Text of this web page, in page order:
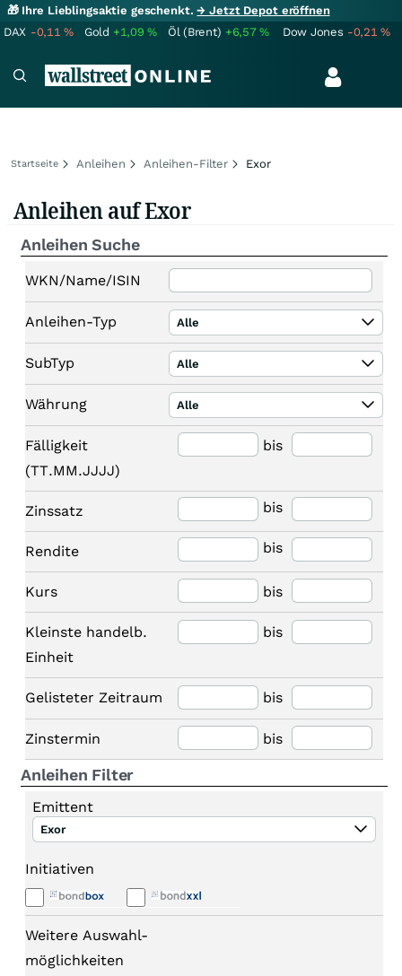
🎁 Ihre Lieblingsaktie geschenkt.→ Jetzt Depot eröffnen
DAX -0,11% Gold +1,09% Öl (Brent) +6,57% Dow Jones -0,21%
Startseite Anleihen Anleihen-Filter Exor
Anleihen auf Exor
Anleihen Suche
WKN/Name/ISIN
Anleihen-Typ Alle
SubTyp Alle
Währung Alle
Fälligkeit
(TT.MM.JJJJ)
bis
Zinssatz bis
Rendite bis
Kurs bis
Kleinste handelb.
Einheit
bis
Gelisteter Zeitraum bis
Zinstermin bis
Anleihen Filter
Emittent
Exor
Initiativen
Weitere Auswahl-
möglichkeiten